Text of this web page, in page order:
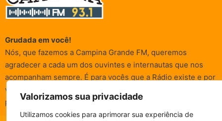
Valorizamos sua privacidade
Utilizamos cookies para aprimorar sua experiência de
Grudada em você!
Nós, que fazemos a Campina Grande FM, queremos
agradecer a cada um dos ouvintes e internautas que nos
acompanham sempre. É para vocês que a Rádio existe e por
vocês que as informações (informativas, de entretenimento,
promocionais e de conscientização) são realizadas.